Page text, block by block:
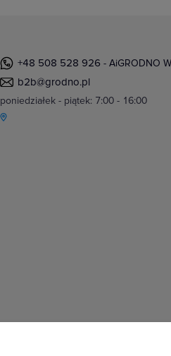
+48 508 528 926 - AiGRODNO
b2b@grodno.pl
poniedziałek - piątek: 7:00 - 16:00